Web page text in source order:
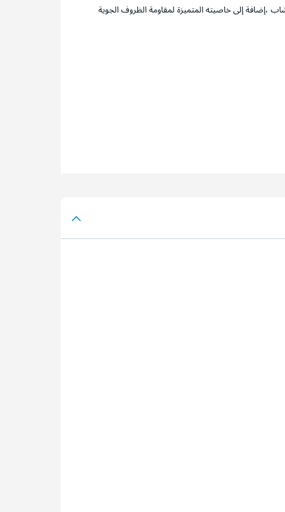
،إضافة إلى خاصيته المتميزة لمقاومة الظروف الجوية